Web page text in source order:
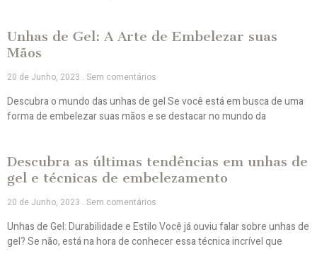
Unhas de Gel: A Arte de Embelezar suas
Mãos
20 de Junho, 2023 Sem comentários
Descubra o mundo das unhas de gel Se você está em busca de uma
forma de embelezar suas mãos e se destacar no mundo da
Descubra as últimas tendências em unhas de
gel e técnicas de embelezamento
20 de Junho, 2023 Sem comentários
Unhas de Gel: Durabilidade e Estilo Você já ouviu falar sobre unhas de
gel? Se não, está na hora de conhecer essa técnica incrível que